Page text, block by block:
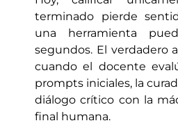
terminado pierde
una herramienta
segundos. El verdadero
cuando el docente
prompts iniciales, la
diálogo crítico con la
final humana.